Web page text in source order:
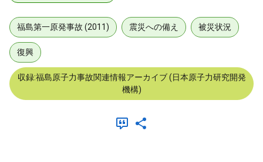
福島第一原発事故 (2011) 震災への備え 被災状況
復興
収録:福島原子力事故関連情報アーカイブ (日本原子力研究開発
機構)